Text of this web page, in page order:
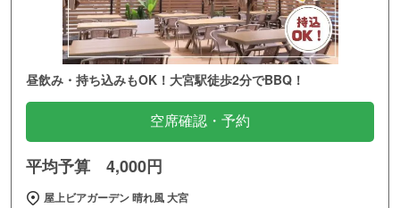
昼飲み・持ち込みもOK！大宮駅徒歩2分でBBQ！
空席確認・予約
平均予算 4,000円
屋上ビアガーデン 晴れ風 大宮